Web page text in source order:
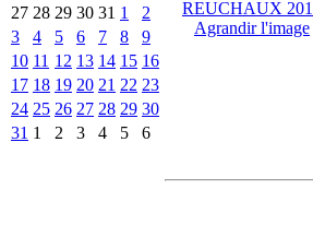
27 28 29 30 31 1
2
3
4 5 6 7 8
9
10 11 12 13 14 15 16
17 18 19 20 21 22 23
24 25 26 27 28 29 30
31 1 2 3 4 5 6
Agrandir l'image